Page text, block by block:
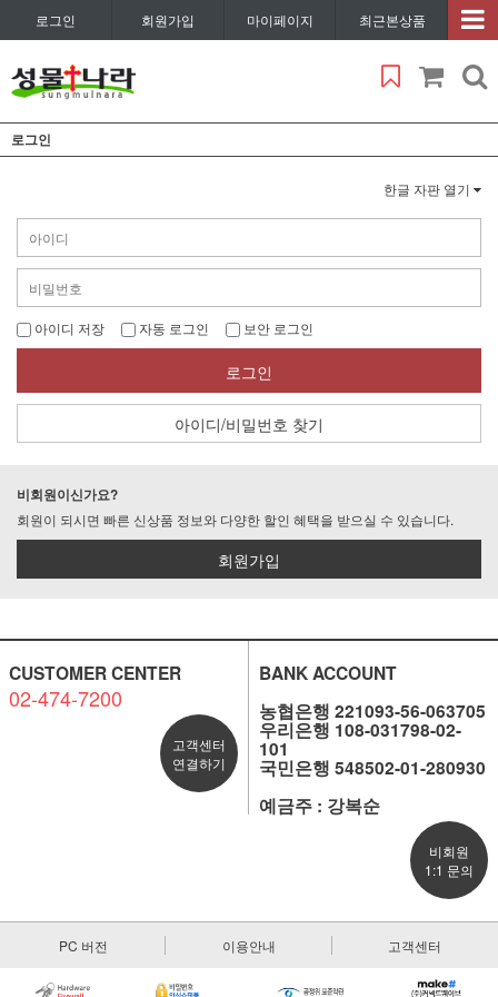
로그인 회원가입 마이페이지 최근본상품
로그인
한글 자판 열기
아이디 저장 자동 로그인 보안 로그인
로그인
아이디/비밀번호 찾기
비회원이신가요?
회원이 되시면 빠른 신상품 정보와 다양한 할인 혜택을 받으실 수 있습니다.
회원가입
CUSTOMER CENTER
02-474-7200
고객센터
연결하기
BANK ACCOUNT
농협은행 221093-56-063705
우리은행 108-031798-02-
101
국민은행 548502-01-280930
예금주 : 강복순
비회원
1:1 문의
PC 버전 이용안내 고객센터